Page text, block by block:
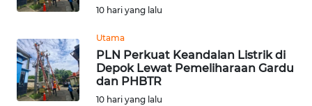
10 hari yang lalu
Utama
PLN Perkuat Keandalan Listrik di
Depok Lewat Pemeliharaan Gardu
dan PHBTR
10 hari yang lalu
UTARA
WN
SAMOSIR
WN